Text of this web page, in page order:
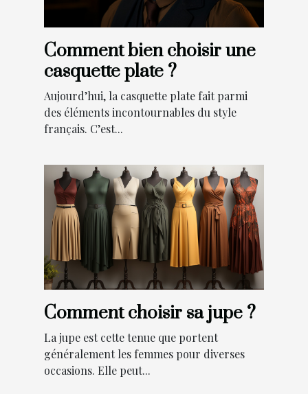
Comment bien choisir une
casquette plate ?
Aujourd’hui, la casquette plate fait parmi
des éléments incontournables du style
français. C’est...
Comment choisir sa jupe ?
La jupe est cette tenue que portent
généralement les femmes pour diverses
occasions. Elle peut...